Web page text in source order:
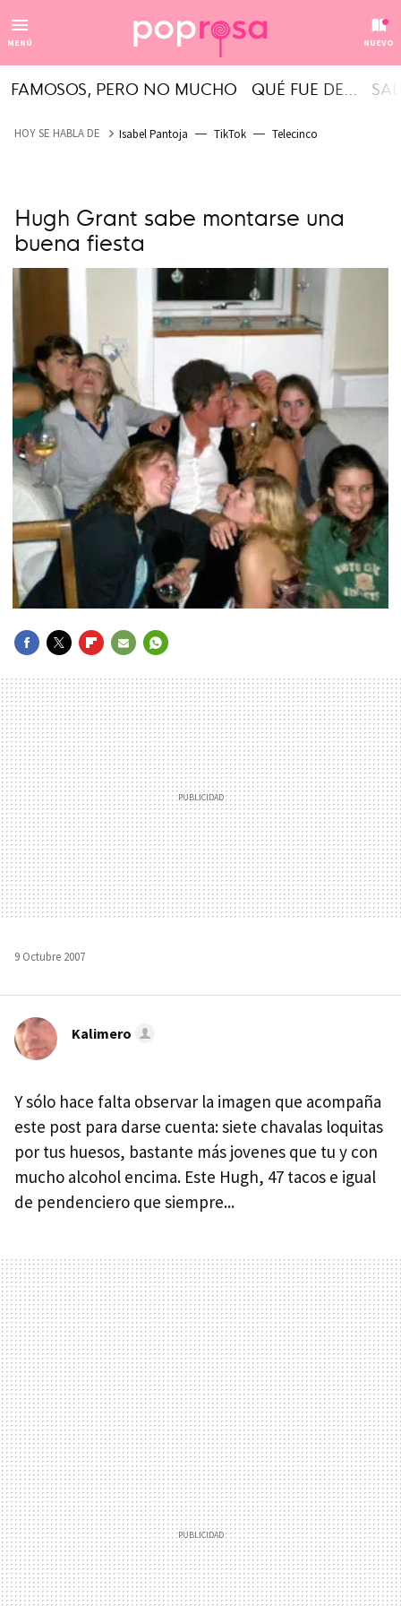
MENÚ NUEVO
FAMOSOS, PERO NO MUCHO QUÉ FUE DE...
HOY SE HABLA DE Isabel Pantoja TikTok Telecinco
Hugh Grant sabe montarse una
buena fiesta
MAIL
9 Octubre 2007
Kalimero
Y sólo hace falta observar la imagen que acompaña
este post para darse cuenta: siete chavalas loquitas
por tus huesos, bastante más jovenes que tu y con
mucho alcohol encima. Este Hugh, 47 tacos e igual
de pendenciero que siempre...